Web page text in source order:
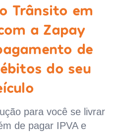
Trânsito em
a Zapay
de
do seu
para você se livrar
de pagar IPVA e